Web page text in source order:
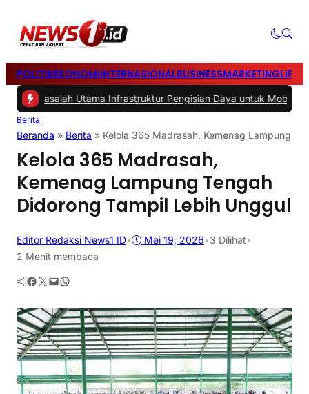
POLITIKEKONOMIINTERNASIONALBUSINESSMARKETING
Masalah Utama Infrastruktur Pengisian Daya untuk Mobil Listrik
Berita
Beranda » Berita » Kelola 365 Madrasah, Kemenag Lampung
Kelola 365 Madrasah,
Kemenag Lampung Tengah
Didorong Tampil Lebih Unggul
Editor Redaksi News1 ID• Mei 19, 2026•3 Dilihat•
2 Menit membaca
Facebook Twitter Mail WhatsApp